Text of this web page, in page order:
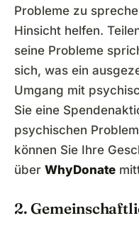
Probleme zu
Hinsicht helfen.
seine Probleme
sich, was ein
Umgang mit
Sie eine
psychischen
können Sie Ihre
über WhyDonate
2.